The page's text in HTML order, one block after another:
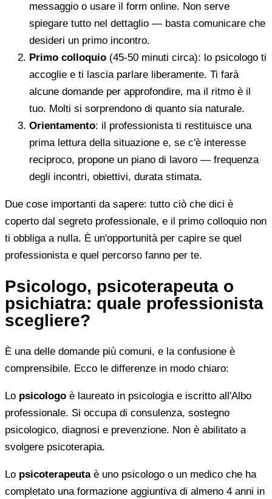
messaggio o usare il form online. Non serve
spiegare tutto nel dettaglio — basta comunicare che
desideri un primo incontro.
Primo colloquio (45-50 minuti circa): lo psicologo ti
accoglie e ti lascia parlare liberamente. Ti farà
alcune domande per approfondire, ma il ritmo è il
tuo. Molti si sorprendono di quanto sia naturale.
Orientamento: il professionista ti restituisce una
prima lettura della situazione e, se c'è interesse
reciproco, propone un piano di lavoro — frequenza
degli incontri, obiettivi, durata stimata.
Due cose importanti da sapere: tutto ciò che dici è
coperto dal segreto professionale, e il primo colloquio non
ti obbliga a nulla. È un'opportunità per capire se quel
professionista e quel percorso fanno per te.
Psicologo, psicoterapeuta o
psichiatra: quale professionista
scegliere?
È una delle domande più comuni, e la confusione è
comprensibile. Ecco le differenze in modo chiaro:
Lo psicologo è laureato in psicologia e iscritto all'Albo
professionale. Si occupa di consulenza, sostegno
psicologico, diagnosi e prevenzione. Non è abilitato a
svolgere psicoterapia.
Lo psicoterapeutaè uno psicologo o un medico che ha
completato una formazione aggiuntiva di almeno 4 anni in